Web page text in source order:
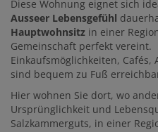
Diese Wohnung eignet sich
Ausseer Lebensgefühl
Hauptwohnsitz in einer
Gemeinschaft perfekt vereint.
Einkaufsmöglichkeiten,
sind bequem zu Fuß
Hier wohnen Sie dort, wo
Ursprünglichkeit und
Salzkammerguts, in einer